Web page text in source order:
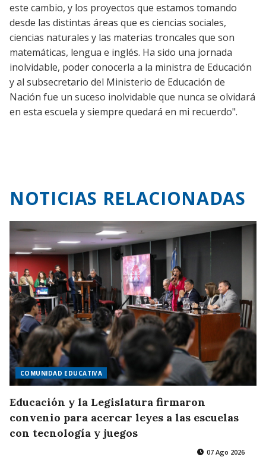
este cambio, y los proyectos que estamos tomando
desde las distintas áreas que es ciencias sociales,
ciencias naturales y las materias troncales que son
matemáticas, lengua e inglés. Ha sido una jornada
inolvidable, poder conocerla a la ministra de Educación
y al subsecretario del Ministerio de Educación de
Nación fue un suceso inolvidable que nunca se olvidará
en esta escuela y siempre quedará en mi recuerdo".
NOTICIAS RELACIONADAS
COMUNIDAD EDUCATIVA
Educación y la Legislatura firmaron
convenio para acercar leyes a las escuelas
con tecnología y juegos
07 Ago 2026